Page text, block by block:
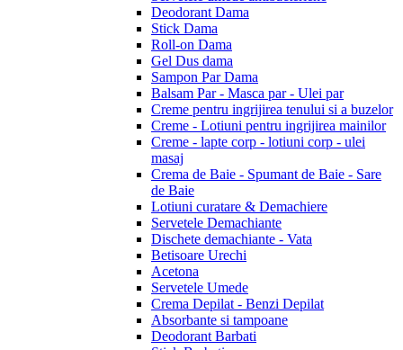
Deodorant Dama
Stick Dama
Roll-on Dama
Gel Dus dama
Sampon Par Dama
Balsam Par - Masca par - Ulei par
Creme pentru ingrijirea tenului si a buzelor
Creme - Lotiuni pentru ingrijirea mainilor
Creme - lapte corp - lotiuni corp - ulei
masaj
Crema de Baie - Spumant de Baie - Sare
de Baie
Lotiuni curatare & Demachiere
Servetele Demachiante
Dischete demachiante - Vata
Betisoare Urechi
Acetona
Servetele Umede
Crema Depilat - Benzi Depilat
Absorbante si tampoane
Deodorant Barbati